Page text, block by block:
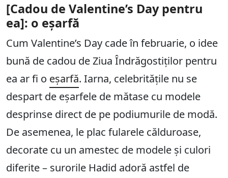
[Cadou de Valentine’s Day pentru
ea]: o eșarfă
Cum Valentine’s Day cade în februarie, o idee
bună de cadou de Ziua Îndrăgostiților pentru
ea ar fi o eșarfă. Iarna, celebritățile nu se
despart de eșarfele de mătase cu modele
desprinse direct de pe podiumurile de modă.
De asemenea, le plac fularele călduroase,
decorate cu un amestec de modele și culori
diferite – surorile Hadid adoră astfel de